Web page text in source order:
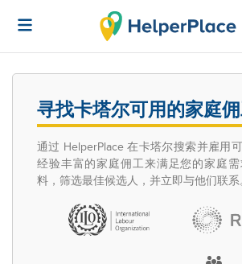
寻找卡塔尔可用的家庭
通过 HelperPlace 在卡塔尔搜索并雇用
经验丰富的家庭佣工来满足您的家庭
料，筛选最佳候选人，并立即与他们联系